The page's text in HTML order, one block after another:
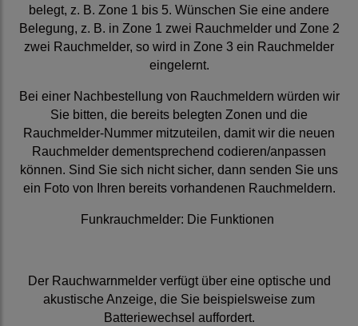
belegt, z. B. Zone 1 bis 5. Wünschen Sie eine andere
Belegung, z. B. in Zone 1 zwei Rauchmelder und Zone 2
zwei Rauchmelder, so wird in Zone 3 ein Rauchmelder
eingelernt.
Bei einer Nachbestellung von Rauchmeldern würden wir
Sie bitten, die bereits belegten Zonen und die
Rauchmelder-Nummer mitzuteilen, damit wir die neuen
Rauchmelder dementsprechend codieren/anpassen
können. Sind Sie sich nicht sicher, dann senden Sie uns
ein Foto von Ihren bereits vorhandenen Rauchmeldern.
Funkrauchmelder: Die Funktionen
Der Rauchwarnmelder verfügt über eine optische und
akustische Anzeige, die Sie beispielsweise zum
Batteriewechsel auffordert.